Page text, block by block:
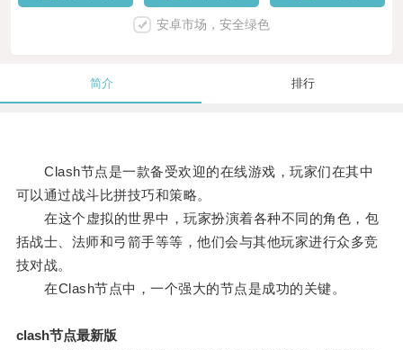
安卓市场，安全绿色
简介 排行
Clash节点是一款备受欢迎的在线游戏，玩家们在其中
可以通过战斗比拼技巧和策略。
在这个虚拟的世界中，玩家扮演着各种不同的角色，包
括战士、法师和弓箭手等等，他们会与其他玩家进行众多竞
技对战。
在Clash节点中，一个强大的节点是成功的关键。
clash节点最新版